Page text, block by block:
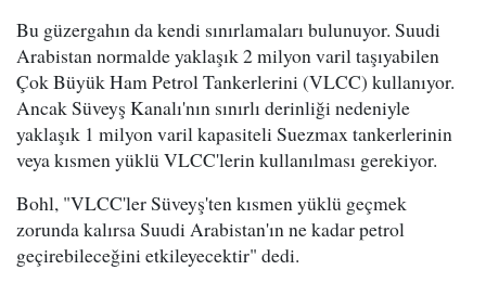
Bu güzergahın da kendi sınırlamaları bulunuyor. Suudi
Arabistan normalde yaklaşık 2 milyon varil taşıyabilen
Çok Büyük Ham Petrol Tankerlerini (VLCC) kullanıyor.
Ancak Süveyş Kanalı'nın sınırlı derinliği nedeniyle
yaklaşık 1 milyon varil kapasiteli Suezmax tankerlerinin
veya kısmen yüklü VLCC'lerin kullanılması gerekiyor.
Bohl, "VLCC'ler Süveyş'ten kısmen yüklü geçmek
zorunda kalırsa Suudi Arabistan'ın ne kadar petrol
geçirebileceğini etkileyecektir" dedi.